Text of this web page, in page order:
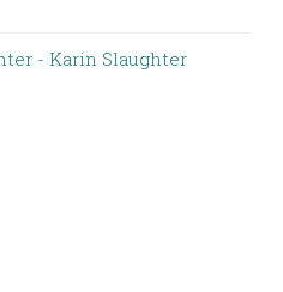
- Karin Slaughter